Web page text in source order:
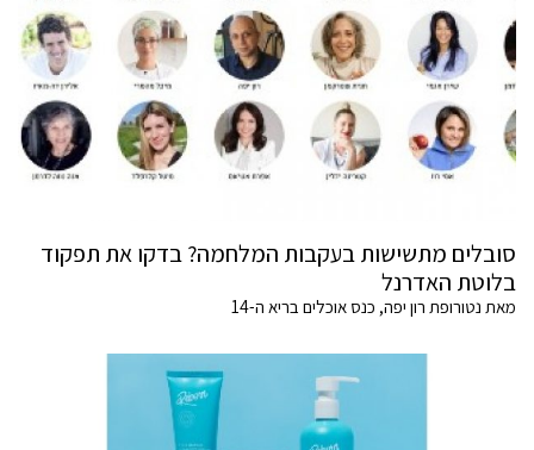
סובלים מתשישות בעקבות המלחמה? בדקו את תפקוד
בלוטת האדרנל
מאת נטורופת רון יפה, כנס אוכלים בריא ה-14